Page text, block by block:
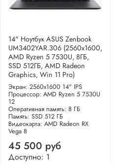
14" Ноутбук ASUS Zenbook
UM3402YAR.306 (2560x1600,
AMD Ryzen 5 7530U, 8ГБ,
SSD 512ГБ, AMD Radeon
Graphics, Win 11 Pro)
Экран: 2560x1600 14" IPS
Процессор: AMD Ryzen 5 7530U
12
Оперативная память: 8 ГБ
Память: SSD 512 ГБ
Видеокарта: AMD Radeon RX
Vega 8
45 500 руб
Доступно: 1